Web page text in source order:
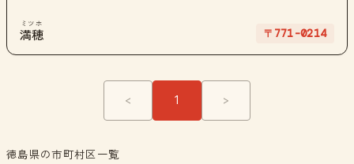
満穂
ミツホ
〒771-0214
< 1 >
徳島県の市町村区一覧